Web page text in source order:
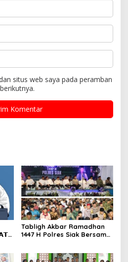
situs web saya pada peramban
Tabligh Akbar Ramadhan
1447 H Polres Siak Bersama